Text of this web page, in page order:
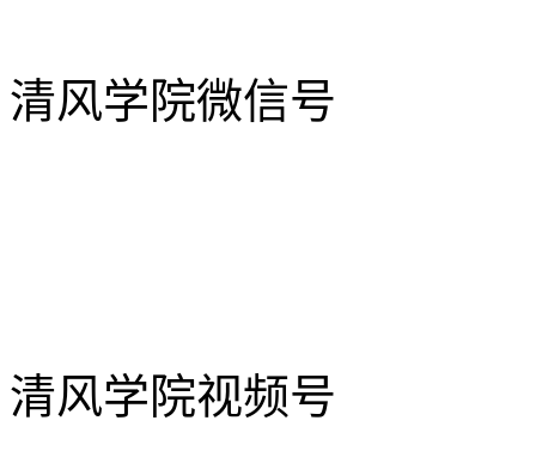
清风学院微信号
清风学院视频号